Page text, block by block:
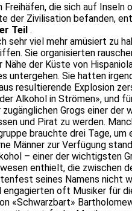
Freihäfen, die sich auf Inseln
der Zivilisation befanden,
Teil .
sehr viel mehr amüsiert zu
Sie organisierten
Nähe der Küste von
untergehen. Sie hatten
resultierende Explosion
Alkohol in Strömen», und
Grogs einer der
und Pirat zu werden.
brauchte drei Tage, um
Männer zur Verfügung
– einer der wichtigsten
enthielt, die zwischen
seines Namens nicht
engagierten oft Musiker für
«Schwarzbart»